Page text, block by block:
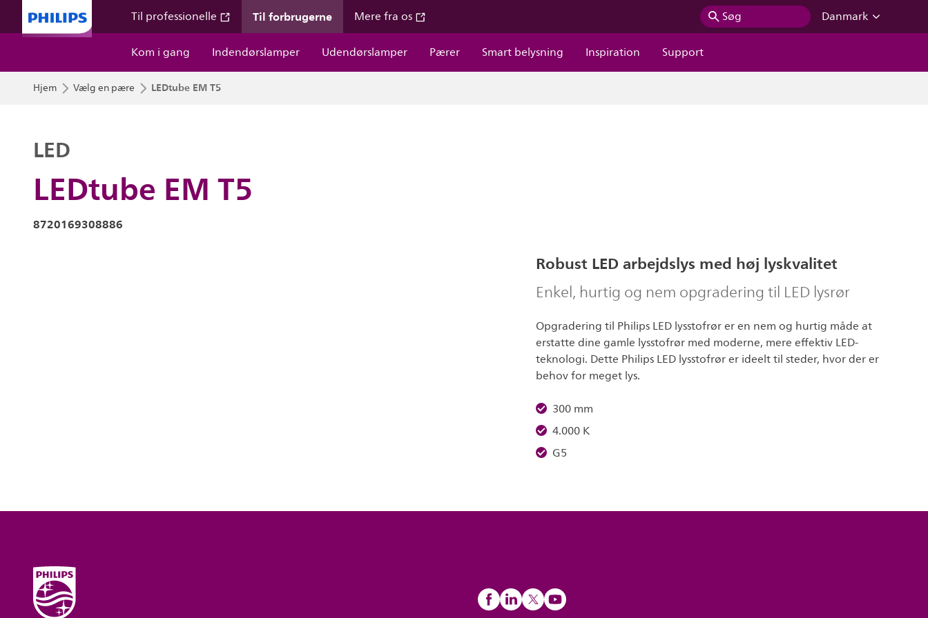
Til professionelle Til forbrugerne Mere fra os Søg
Danmark
Kom i gang
Indendørslamper Udendørslamper Pærer Smart belysning Inspiration Support
Hjem Vælg en pære LEDtube EM T5
LEDtube EM T5
LED
8720169308886
Robust LED arbejdslys med høj lyskvalitet
Enkel, hurtig og nem opgradering til LED lysrør
Opgradering til Philips LED lysstofrør er en nem og hurtig måde at
erstatte dine gamle lysstofrør med moderne, mere effektiv LED-
teknologi. Dette Philips LED lysstofrør er ideelt til steder, hvor der er
behov for meget lys.
300 mm
4.000 K
G5